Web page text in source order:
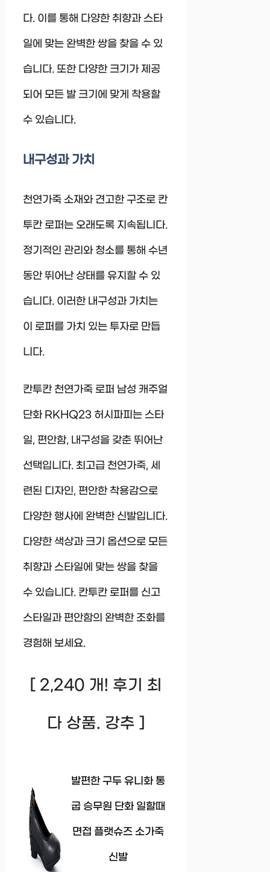
다. 이를 통해 다양한 취향과 스타
일에 맞는 완벽한 쌍을 찾을 수 있
습니다. 또한 다양한 크기가 제공
되어 모든 발 크기에 맞게 착용할
수 있습니다.
내구성과 가치
천연가죽 소재와 견고한 구조로 칸
투칸 로퍼는 오래도록 지속됩니다.
정기적인 관리와 청소를 통해 수년
동안 뛰어난 상태를 유지할 수 있
습니다. 이러한 내구성과 가치는
이 로퍼를 가치 있는 투자로 만듭
니다.
칸투칸 천연가죽 로퍼 남성 캐주얼
단화 RKHQ23 허시파피는 스타
일, 편안함, 내구성을 갖춘 뛰어난
선택입니다. 최고급 천연가죽, 세
련된 디자인, 편안한 착용감으로
다양한 행사에 완벽한 신발입니다.
다양한 색상과 크기 옵션으로 모든
취향과 스타일에 맞는 쌍을 찾을
수 있습니다. 칸투칸 로퍼를 신고
스타일과 편안함의 완벽한 조화를
경험해 보세요.
[ 2,240 개! 후기 최
다 상품. 강추 ]
발편한 구두 유니화 통
굽 승무원 단화 일할때
면접 플랫슈즈 소가죽
신발